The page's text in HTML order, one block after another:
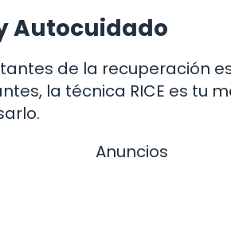
Autocuidado
de la recuperación
la técnica RICE es tu
Anuncios